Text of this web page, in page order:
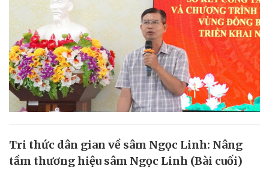
Tri thức dân gian về sâm Ngọc Linh: Nâng
tầm thương hiệu sâm Ngọc Linh (Bài cuối)